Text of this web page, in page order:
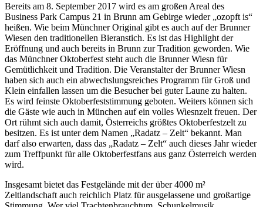
Bereits am 8. September 2017 wird es am großen Areal des
Business Park Campus 21 in Brunn am Gebirge wieder „ozopft is“
heißen. Wie beim Münchner Original gibt es auch auf der Brunner
Wiesen den traditionellen Bieranstich. Es ist das Highlight der
Eröffnung und auch bereits in Brunn zur Tradition geworden. Wie
das Münchner Oktoberfest steht auch die Brunner Wiesn für
Gemütlichkeit und Tradition. Die Veranstalter der Brunner Wiesn
haben sich auch ein abwechslungsreiches Programm für Groß und
Klein einfallen lassen um die Besucher bei guter Laune zu halten.
Es wird feinste Oktoberfeststimmung geboten. Weiters können sich
die Gäste wie auch in München auf ein volles Wiesnzelt freuen. Der
Ort rühmt sich auch damit, Österreichs größtes Oktoberfestzelt zu
besitzen. Es ist unter dem Namen „Radatz – Zelt“ bekannt. Man
darf also erwarten, dass das „Radatz – Zelt“ auch dieses Jahr wieder
zum Treffpunkt für alle Oktoberfestfans aus ganz Österreich werden
wird.
Insgesamt bietet das Festgelände mit der über 4000 m²
Zeltlandschaft auch reichlich Platz für ausgelassene und großartige